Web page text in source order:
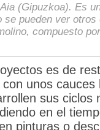
(Gipuzkoa). Es
pueden ver otros
compuesto
es de
unos cauces
sus ciclos
en el
pinturas o